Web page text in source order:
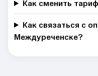
Как сменить
Как связаться с
Междуреченске?